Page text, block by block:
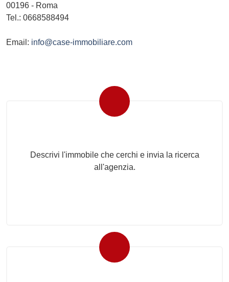
00196 - Roma
Tel.: 0668588494
Email: info@case-immobiliare.com
Descrivi l'immobile che cerchi e invia la ricerca
all'agenzia.